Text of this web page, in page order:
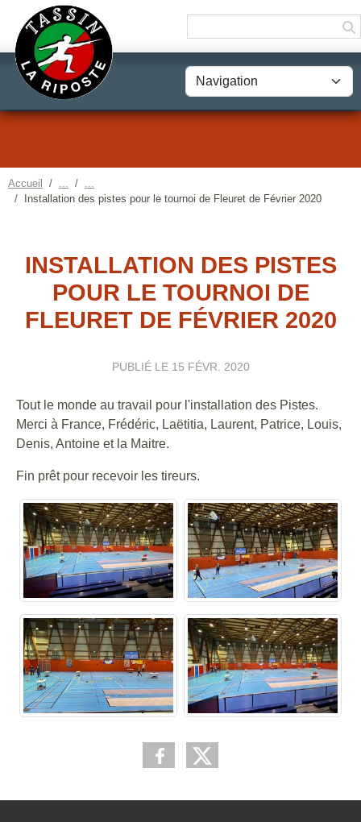
Accueil
Installation des pistes pour le tournoi de Fleuret de Février 2020
INSTALLATION DES PISTES
POUR LE TOURNOI DE
FLEURET DE FÉVRIER 2020
PUBLIÉ LE 15 FÉVR. 2020
Tout le monde au travail pour l'installation des Pistes.
Merci à France, Frédéric, Laëtitia, Laurent, Patrice, Louis,
Denis, Antoine et la Maitre.
Fin prêt pour recevoir les tireurs.
Panneau de gestion des cookies